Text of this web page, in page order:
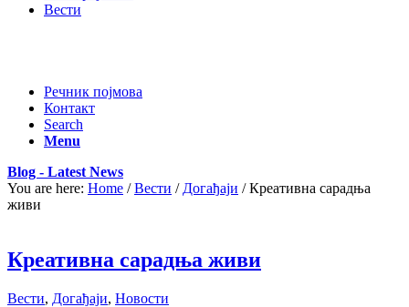
Вести
Речник појмова
Контакт
Search
Menu
Blog - Latest News
You are here: Home / Вести / Догађаји / Креативна сарадња
живи
Креативна сарадња живи
Вести, Догађаји, Новости